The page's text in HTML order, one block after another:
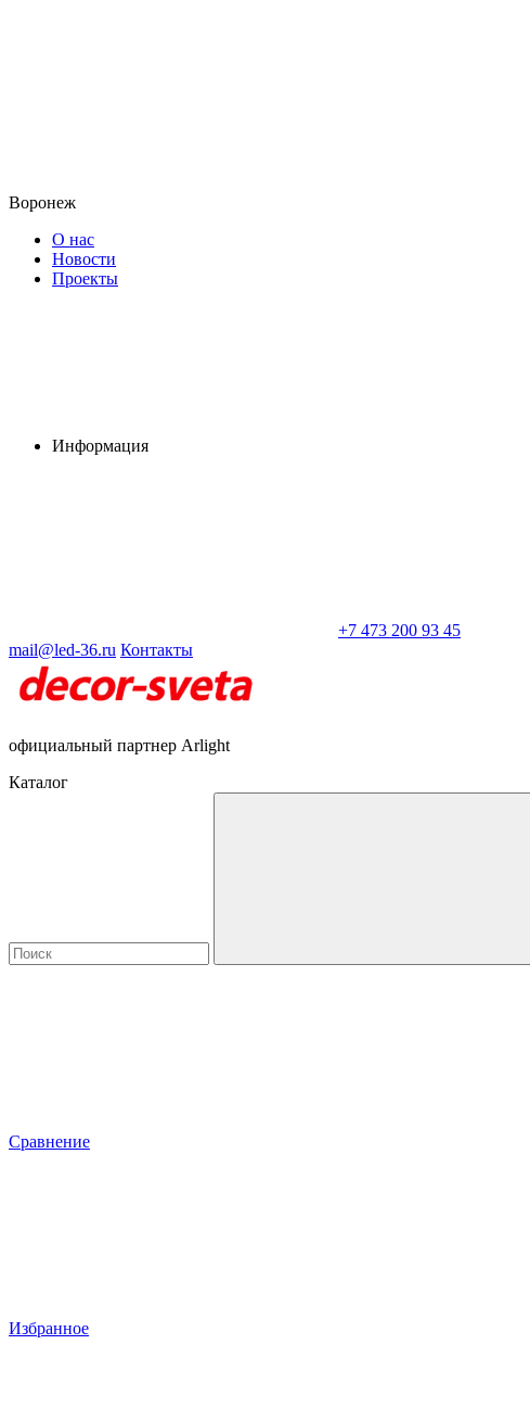
Воронеж
О нас
Новости
Проекты
Информация
+7 473 200 93 45
mail@led-36.ru Контакты
официальный партнер Arlight
Каталог
Сравнение
Избранное